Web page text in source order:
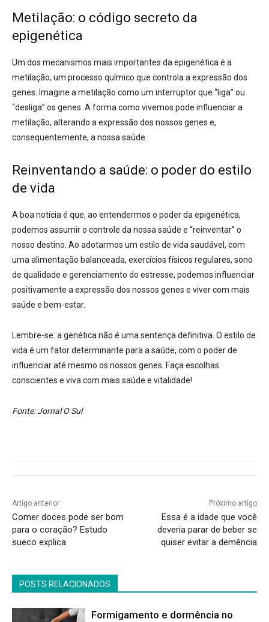
Metilação: o código secreto da
epigenética
Um dos mecanismos mais importantes da epigenética é a
metilação, um processo químico que controla a expressão dos
genes. Imagine a metilação como um interruptor que “liga” ou
“desliga” os genes. A forma como vivemos pode influenciar a
metilação, alterando a expressão dos nossos genes e,
consequentemente, a nossa saúde.
Reinventando a saúde: o poder do estilo
de vida
A boa notícia é que, ao entendermos o poder da epigenética,
podemos assumir o controle da nossa saúde e “reinventar” o
nosso destino. Ao adotarmos um estilo de vida saudável, com
uma alimentação balanceada, exercícios físicos regulares, sono
de qualidade e gerenciamento do estresse, podemos influenciar
positivamente a expressão dos nossos genes e viver com mais
saúde e bem-estar.
Lembre-se: a genética não é uma sentença definitiva. O estilo de
vida é um fator determinante para a saúde, com o poder de
influenciar até mesmo os nossos genes. Faça escolhas
conscientes e viva com mais saúde e vitalidade!
Fonte: Jornal O Sul
Artigo anterior
Comer doces pode ser bom
para o coração? Estudo
sueco explica
Próximo artigo
Essa é a idade que você
deveria parar de beber se
quiser evitar a demência
POSTS RELACIONADOS
Formigamento e dormência no